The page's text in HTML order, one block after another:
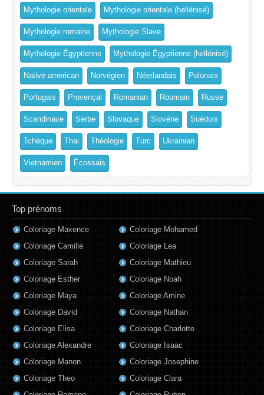
Mythologie orientale Mythologie orientale (hellénisé)
Mythologie romaine Mythologie Slave
Mythologie Égyptienne Mythologie Égyptienne (hellénisé)
Native american Norvégien Néerlandais Polonais
Portugais Provençal Romanian Roumain Russe
Scandinave Serbe Slovaque Slovène Suédois
Tchèque Thai Théologie Turc Ukrainian
Vietnamien Écossais
Top prénoms
Coloriage Maxence
Coloriage Camille
Coloriage Sarah
Coloriage Esther
Coloriage Maya
Coloriage David
Coloriage Elisa
Coloriage Alexandre
Coloriage Manon
Coloriage Theo
Coloriage Mohamed
Coloriage Lea
Coloriage Mathieu
Coloriage Noah
Coloriage Amine
Coloriage Nathan
Coloriage Charlotte
Coloriage Isaac
Coloriage Josephine
Coloriage Clara